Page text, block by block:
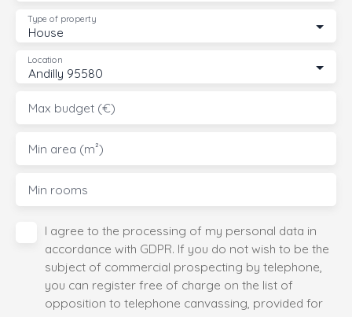
House
Type of property
Andilly 95580
Location
Max budget (€)
Min area (m²)
Min rooms
I agree to the processing of my personal data in
accordance with GDPR. If you do not wish to be the
subject of commercial prospecting by telephone,
you can register free of charge on the list of
opposition to telephone canvassing, provided for